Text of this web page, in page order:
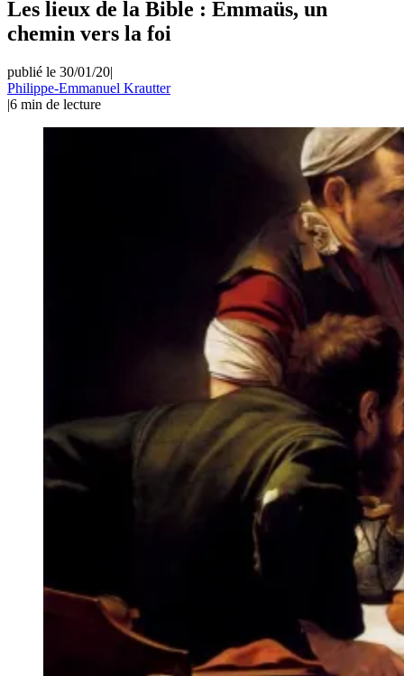
Les lieux de la Bible : Emmaüs, un
chemin vers la foi
publié le 30/01/20|
Philippe-Emmanuel Krautter
|6 min de lecture